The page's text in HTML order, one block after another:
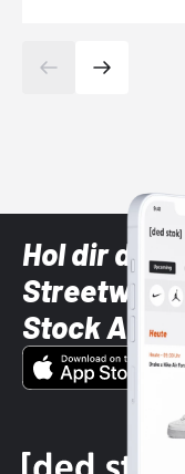
Hol dir die
Stock App